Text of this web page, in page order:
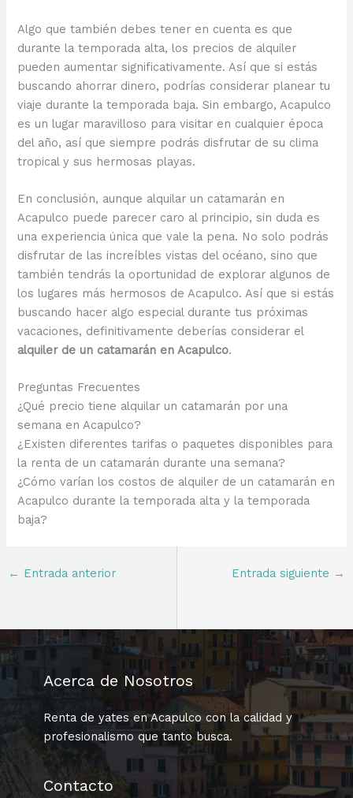
Algo que también debes tener en cuenta es que
durante la temporada alta, los precios de alquiler
pueden aumentar significativamente. Así que si estás
buscando ahorrar dinero, podrías considerar planear tu
viaje durante la temporada baja. Sin embargo, Acapulco
es un lugar maravilloso para visitar en cualquier época
del año, así que siempre podrás disfrutar de su clima
tropical y sus hermosas playas.
En conclusión, aunque alquilar un catamarán en
Acapulco puede parecer caro al principio, sin duda es
una experiencia única que vale la pena. No solo podrás
disfrutar de las increíbles vistas del océano, sino que
también tendrás la oportunidad de explorar algunos de
los lugares más hermosos de Acapulco. Así que si estás
buscando hacer algo especial durante tus próximas
vacaciones, definitivamente deberías considerar el
alquiler de un catamarán en Acapulco.
Preguntas Frecuentes
¿Qué precio tiene alquilar un catamarán por una
semana en Acapulco?
¿Existen diferentes tarifas o paquetes disponibles para
la renta de un catamarán durante una semana?
¿Cómo varían los costos de alquiler de un catamarán en
Acapulco durante la temporada alta y la temporada
baja?
← Entrada anterior Entrada siguiente →
Acerca de Nosotros
Renta de yates en Acapulco con la calidad y
profesionalismo que tanto busca.
Contacto